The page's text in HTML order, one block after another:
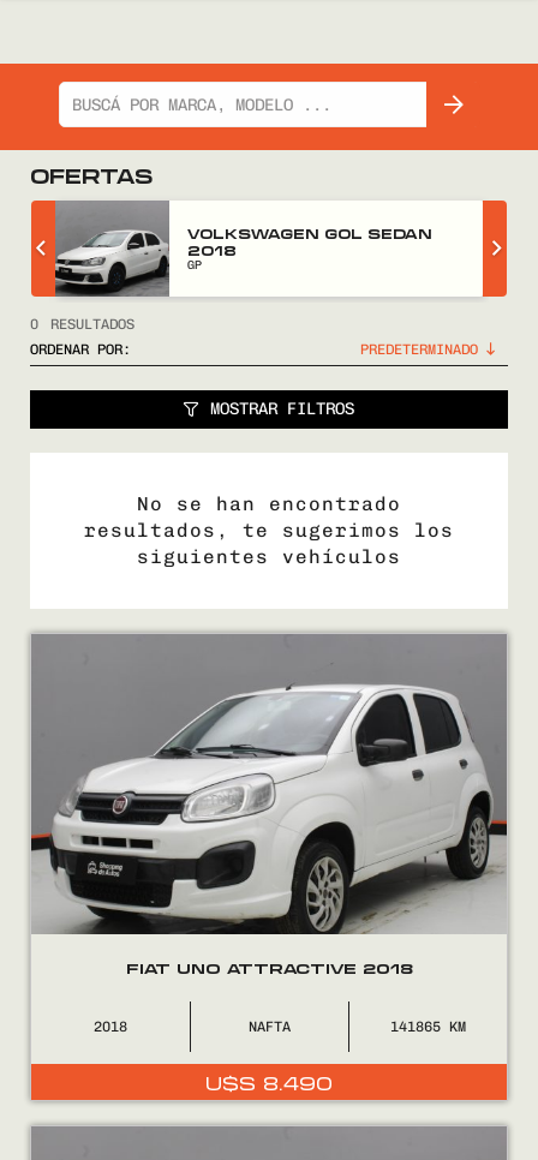
COMPRÁ
VENDÉ
FINANCIÁ
NOSOTROS
CONTACTO
OFERTAS
VOLKSWAGEN GOL SEDAN
2018
GP
0
RESULTADOS
ORDENAR POR:
MOSTRAR FILTROS
No se han encontrado
resultados, te sugerimos los
siguientes vehículos
FIAT UNO ATTRACTIVE 2018
2018 NAFTA 141865
U$S 8.490